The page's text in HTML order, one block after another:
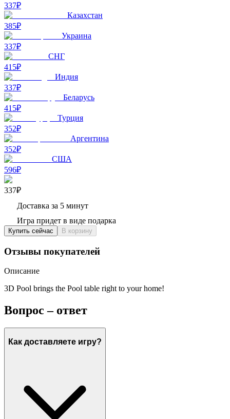
337₽
Казахстан
385₽
Украина
337₽
СНГ
415₽
Индия
337₽
Беларусь
415₽
Турция
352₽
Аргентина
352₽
США
596₽
337₽
Доставка за 5 минут
Игра придет в виде подарка
Купить сейчас В корзину
Отзывы покупателей
Описание
3D Pool brings the Pool table right to your home!
Вопрос – ответ
Как доставляете игру?